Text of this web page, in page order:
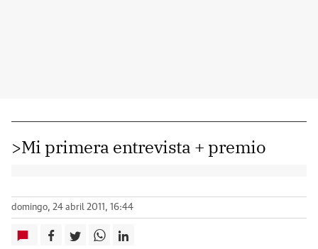
>Mi primera entrevista + premio
domingo, 24 abril 2011, 16:44